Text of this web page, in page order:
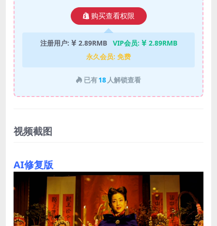
购买查看权限
注册用户: 2.89RMB VIP会员:
2.89RMB
永久会员: 免费
已有18 人解锁查看
视频截图
AI修复版